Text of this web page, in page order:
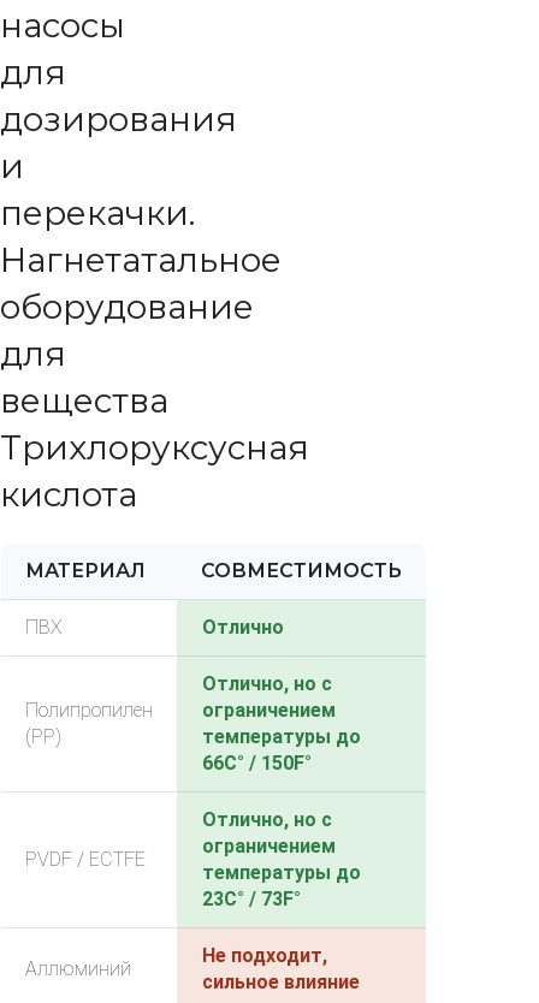
насосы
для
дозирования
и
перекачки.
Нагнетатальное
оборудование
для
вещества
Трихлоруксусная
кислота
МАТЕРИАЛ СОВМЕСТИМОСТЬ
ПВХ Отлично
Полипропилен
(PP)
Отлично, но с
ограничением
температуры до
66C° / 150F°
PVDF / ECTFE
Отлично, но с
ограничением
температуры до
23C° / 73F°
Аллюминий
Не подходит,
сильное влияние